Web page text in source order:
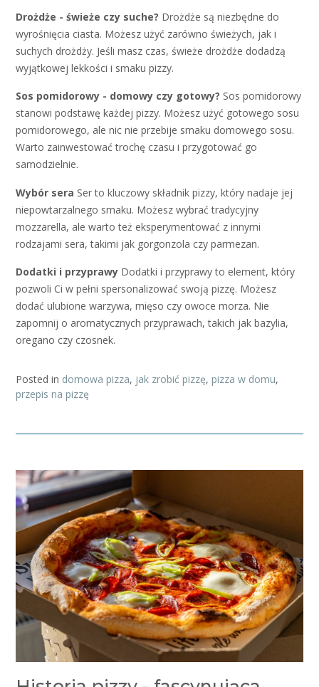
Drożdże - świeże czy suche? Drożdże są niezbędne do
wyrośnięcia ciasta. Możesz użyć zarówno świeżych, jak i
suchych drożdży. Jeśli masz czas, świeże drożdże dodadzą
wyjątkowej lekkości i smaku pizzy.
Sos pomidorowy - domowy czy gotowy? Sos pomidorowy
stanowi podstawę każdej pizzy. Możesz użyć gotowego sosu
pomidorowego, ale nic nie przebije smaku domowego sosu.
Warto zainwestować trochę czasu i przygotować go
samodzielnie.
Wybór sera Ser to kluczowy składnik pizzy, który nadaje jej
niepowtarzalnego smaku. Możesz wybrać tradycyjny
mozzarella, ale warto też eksperymentować z innymi
rodzajami sera, takimi jak gorgonzola czy parmezan.
Dodatki i przyprawy Dodatki i przyprawy to element, który
pozwoli Ci w pełni spersonalizować swoją pizzę. Możesz
dodać ulubione warzywa, mięso czy owoce morza. Nie
zapomnij o aromatycznych przyprawach, takich jak bazylia,
oregano czy czosnek.
Posted in domowa pizza, jak zrobić pizzę, pizza w domu,
przepis na pizzę